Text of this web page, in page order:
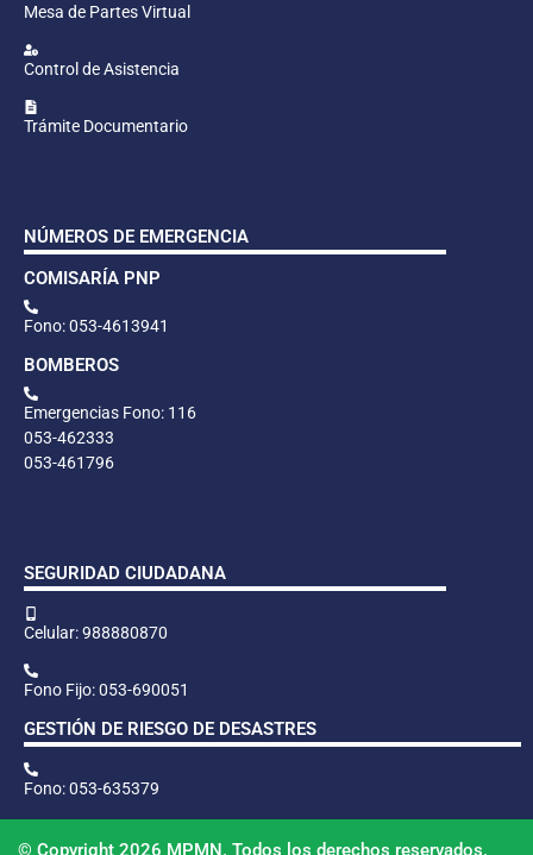
Mesa de Partes Virtual
Control de Asistencia
Trámite Documentario
NÚMEROS DE EMERGENCIA
COMISARÍA PNP
Fono: 053-4613941
BOMBEROS
Emergencias Fono: 116
053-462333
053-461796
SEGURIDAD CIUDADANA
Celular: 988880870
Fono Fijo: 053-690051
GESTIÓN DE RIESGO DE DESASTRES
Fono: 053-635379
© Copyright 2026 MPMN. Todos los derechos reservados.